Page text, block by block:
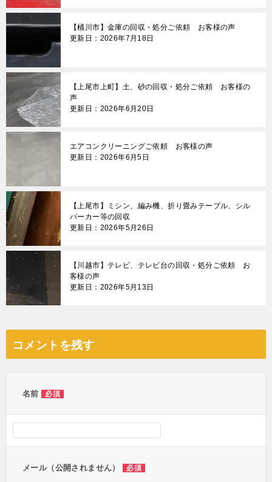
【桶川市】金庫の回収・処分ご依頼 お客様の声
更新日：2026年7月18日
【上尾市上町】土、砂の回収・処分ご依頼 お客様の
声
更新日：2026年6月20日
エアコンクリーニングご依頼 お客様の声
更新日：2026年6月5日
【上尾市】ミシン、編み機、折り畳みテーブル、シル
バーカー等の回収
更新日：2026年5月26日
【川越市】テレビ、テレビ台の回収・処分ご依頼 お
客様の声
更新日：2026年5月13日
コメントを残す
名前 必須
メール（公開されません） 必須